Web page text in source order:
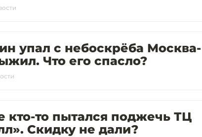
упал с небоскрёба Москва-
Что его спасло?
кто-то пытался поджечь ТЦ
Скидку не дали?